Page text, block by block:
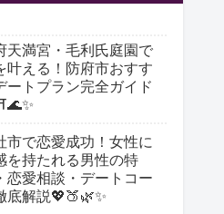
天満宮・毛利氏庭園で
叶える！防府市おすす
ートプラン完全ガイド
市で恋愛成功！女性に
を持たれる男性の特
恋愛相談・デートコー
底解説💖🍑🌿✨